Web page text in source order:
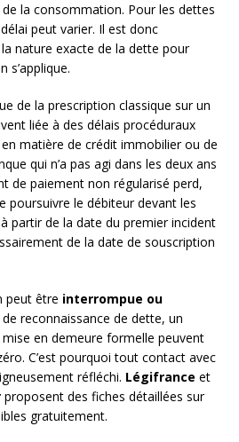
de la consommation. Pour les dettes
peut varier. Il est donc
la nature exacte de la dette pour
s’applique.
de la prescription classique sur un
liée à des délais procéduraux
matière de crédit immobilier ou de
qui n’a pas agi dans les deux ans
de paiement non régularisé perd,
poursuivre le débiteur devant les
partir de la date du premier incident
de la date de souscription
peut être interrompue ou
reconnaissance de dette, un
en demeure formelle peuvent
C’est pourquoi tout contact avec
réfléchi. Légifrance et
proposent des fiches détaillées sur
gratuitement.